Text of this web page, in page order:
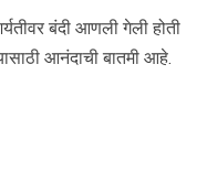
बंदी आणली गेली होती
आनंदाची बातमी आहे.